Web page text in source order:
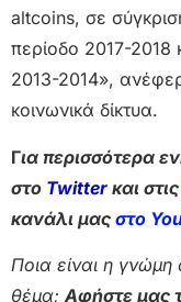
altcoins, σε
περίοδο 2017-2018
2013-2014»,
κοινωνικά δίκτυα.
Για περισσότερα
στο Twitter και στις
κανάλι μας στο
Ποια είναι η γνώμη
θέμα;Αφήστε μας